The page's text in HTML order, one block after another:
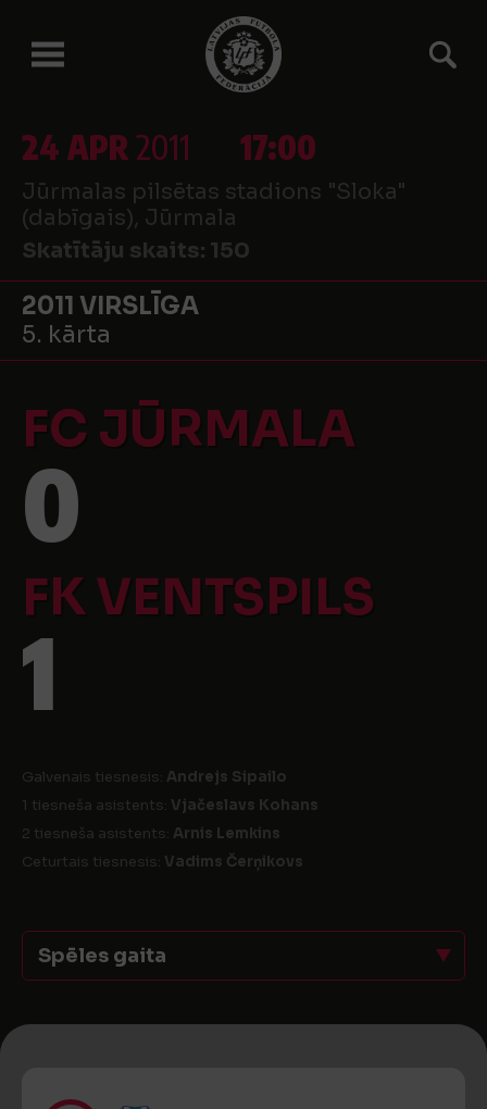
24 APR2011 17:00
Jūrmalas pilsētas stadions "Sloka"
(dabīgais), Jūrmala
Skatītāju skaits: 150
2011 VIRSLĪGA
5. kārta
FC JŪRMALA
0
FK VENTSPILS
1
Galvenais tiesnesis: Andrejs Sipailo
1 tiesneša asistents: Vjačeslavs Kohans
2 tiesneša asistents: Arnis Lemkins
Ceturtais tiesnesis: Vadims Čerņikovs
Spēles gaita